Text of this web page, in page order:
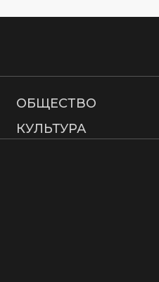
ОБЩЕСТВО
КУЛЬТУРА